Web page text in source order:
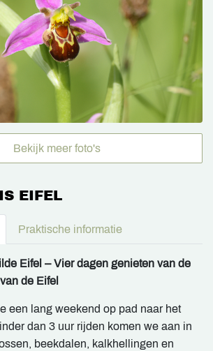
Bekijk meer foto's
EIFEL
Praktische informatie
Eifel – Vier dagen genieten van de
de Eifel
een lang weekend op pad naar het
dan 3 uur rijden komen we aan in
beekdalen, kalkhellingen en